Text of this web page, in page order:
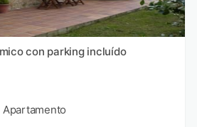
con parking incluído